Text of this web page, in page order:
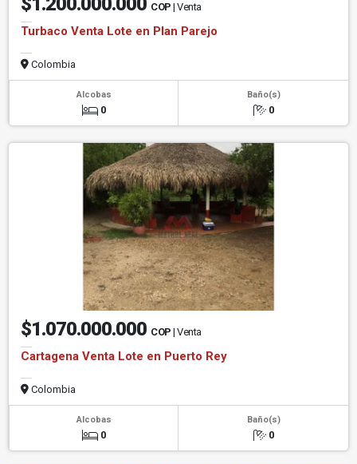
COP | Venta
Turbaco Venta Lote en Plan Parejo
Colombia
Alcobas
0
Baño(s)
0
$1.070.000.000 COP | Venta
Cartagena Venta Lote en Puerto Rey
Colombia
Alcobas
0
Baño(s)
0